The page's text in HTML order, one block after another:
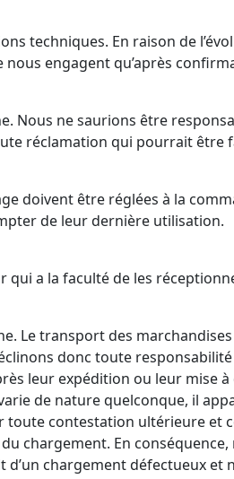
techniques. En raison de
engagent qu’après
Nous ne saurions être
réclamation qui pourrait être
doivent être réglées à la
de leur dernière utilisation.
qui a la faculté de les
Le transport des
donc toute
leur expédition ou leur mise
de nature quelconque, il
contestation ultérieure et
chargement. En
chargement défectueux